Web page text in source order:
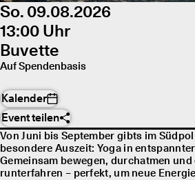
So. 09.08.2026
13:00 Uhr
Buvette
Auf Spendenbasis
Kalender
Event teilen
Von Juni bis September gibts im
besondere Auszeit: Yoga in
Gemeinsam bewegen, durchatmen und
runterfahren – perfekt, um neue